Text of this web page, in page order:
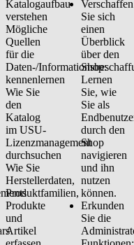
Katalogaufbau
verstehen
Mögliche
Quellen
für die
Daten-/
kennenlernen
Wie Sie
den
Katalog
im USU-
Lizenzmanagement
durchsuchen
Wie Sie
Herstellerdaten,
Produktfamilien,
Produkte
und
Artikel
Verschaffen
Sie sich
einen
Überblick
über den
Shop:
Lernen
Sie, wie
Sie als
durch den
Shop
navigieren
und ihn
nutzen
können.
Erkunden
Sie die